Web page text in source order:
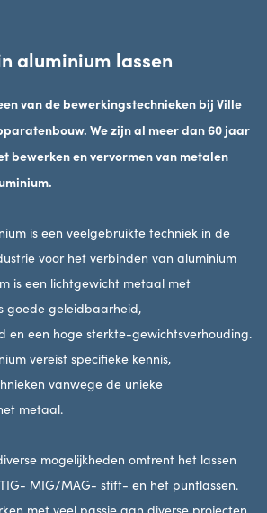
aluminium lassen
van de bewerkingstechnieken bij Ville
We zijn al meer dan 60 jaar
bewerken en vervormen van metalen
is een veelgebruikte techniek in de
voor het verbinden van aluminium
is een lichtgewicht metaal met
goede geleidbaarheid,
en een hoge sterkte-gewichtsverhouding.
vereist specifieke kennis,
vanwege de unieke
metaal.
mogelijkheden omtrent het lassen
MIG/MAG- stift- en het puntlassen.